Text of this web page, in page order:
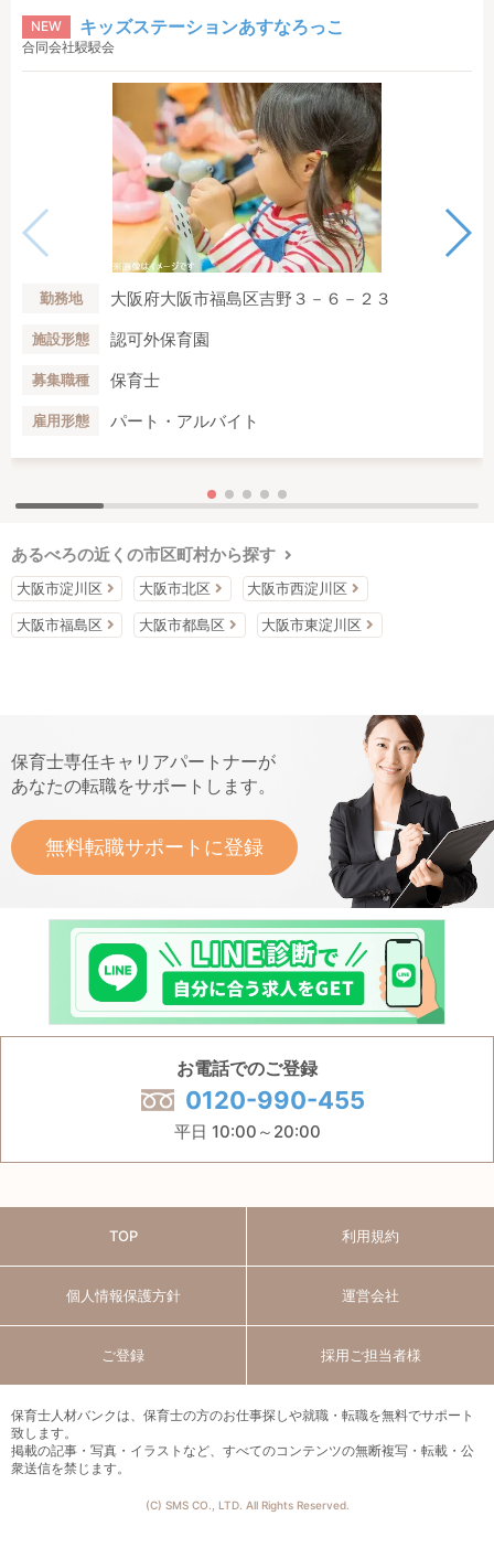
NEW キッズステーションあすなろっこ
合同会社駸駸会
勤務地 大阪府大阪市福島区吉野３－６－２３
施設形態 認可外保育園
募集職種 保育士
雇用形態 パート・アルバイト
あるべろの近くの市区町村から探す
大阪市淀川区 大阪市北区 大阪市西淀川区
大阪市福島区 大阪市都島区 大阪市東淀川区
保育士専任キャリアパートナーが
あなたの転職をサポートします。
無料転職サポートに登録
お電話でのご登録
0120-990-455
平日 10:00～20:00
TOP 利用規約
個人情報保護方針 運営会社
ご登録 採用ご担当者様
保育士人材バンクは、保育士の方のお仕事探しや就職・転職を無料でサポート
致します。
掲載の記事・写真・イラストなど、すべてのコンテンツの無断複写・転載・公
衆送信を禁じます。
(C) SMS CO., LTD. All Rights Reserved.